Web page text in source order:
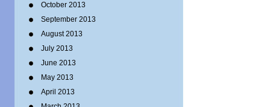
October 2013
September 2013
August 2013
July 2013
June 2013
May 2013
April 2013